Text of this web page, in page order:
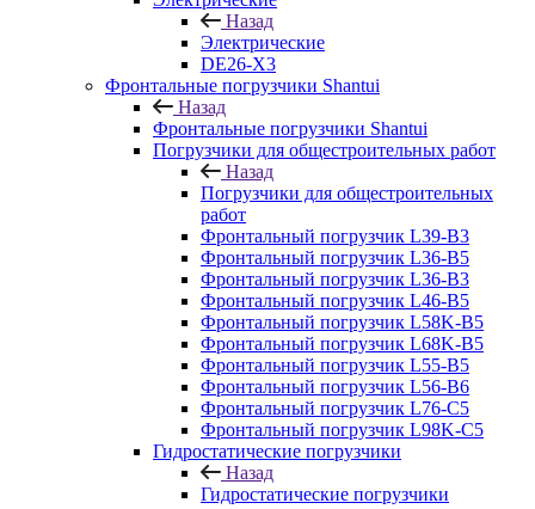
Назад
Электрические
DE26-X3
Фронтальные погрузчики Shantui
Назад
Фронтальные погрузчики Shantui
Погрузчики для общестроительных работ
Назад
Погрузчики для общестроительных
работ
Фронтальный погрузчик L39-B3
Фронтальный погрузчик L36-B5
Фронтальный погрузчик L36-B3
Фронтальный погрузчик L46-B5
Фронтальный погрузчик L58K-B5
Фронтальный погрузчик L68K-B5
Фронтальный погрузчик L55-B5
Фронтальный погрузчик L56-B6
Фронтальный погрузчик L76-С5
Фронтальный погрузчик L98K-C5
Гидростатические погрузчики
Назад
Гидростатические погрузчики